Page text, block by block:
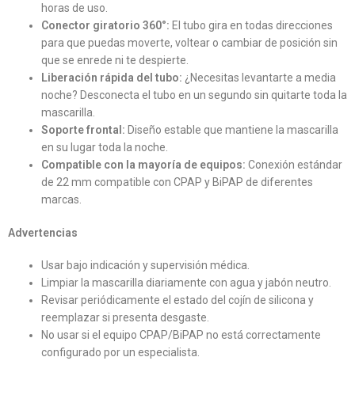
horas de uso.
Conector giratorio 360°: El tubo gira en todas direcciones
para que puedas moverte, voltear o cambiar de posición sin
que se enrede ni te despierte.
Liberación rápida del tubo: ¿Necesitas levantarte a media
noche? Desconecta el tubo en un segundo sin quitarte toda la
mascarilla.
Soporte frontal: Diseño estable que mantiene la mascarilla
en su lugar toda la noche.
Compatible con la mayoría de equipos: Conexión estándar
de 22 mm compatible con CPAP y BiPAP de diferentes
marcas.
Advertencias
Usar bajo indicación y supervisión médica.
Limpiar la mascarilla diariamente con agua y jabón neutro.
Revisar periódicamente el estado del cojín de silicona y
reemplazar si presenta desgaste.
No usar si el equipo CPAP/BiPAP no está correctamente
configurado por un especialista.